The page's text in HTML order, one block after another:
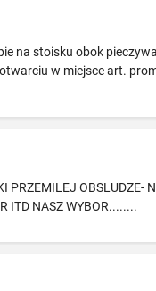
na stoisku obok
w miejsce art.
PRZEMILEJ
ITD NASZ WYBOR........